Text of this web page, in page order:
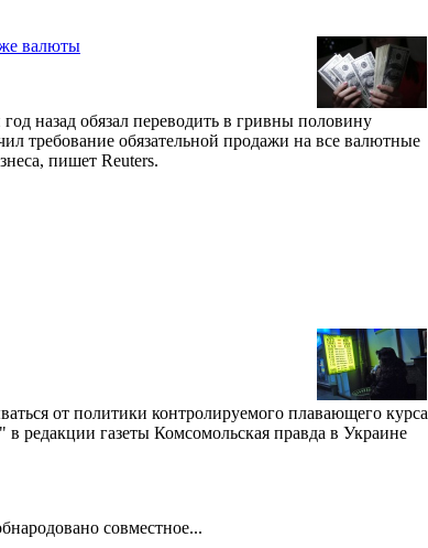
валюты
назад обязал переводить в гривны половину
требование обязательной продажи на все валютные
пишет Reuters.
от политики контролируемого плавающего курса
редакции газеты Комсомольская правда в Украине
совместное...